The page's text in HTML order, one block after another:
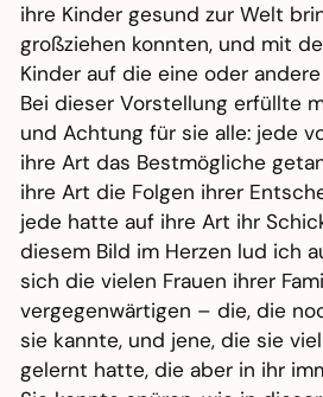
ihre Kinder gesund zur Welt
großziehen konnten, und mit
Kinder auf die eine oder
Bei dieser Vorstellung erfüllte
und Achtung für sie alle: jede
ihre Art das Bestmögliche
ihre Art die Folgen ihrer
jede hatte auf ihre Art ihr
diesem Bild im Herzen lud ich
sich die vielen Frauen ihrer
vergegenwärtigen – die, die
sie kannte, und jene, die sie
gelernt hatte, die aber in ihr